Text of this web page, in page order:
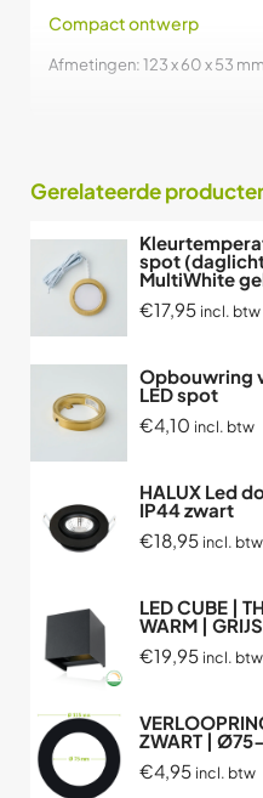
Compact ontwerp
Afmetingen: 123 x 60 x 53
Gerelateerde
spot
MultiWhite
€17,95 incl. btw
Opbouwring
LED spot
€4,10 incl. btw
HALUX Led
IP44 zwart
€18,95 incl. btw
LED CUBE |
WARM |
€19,95 incl. btw
ZWART |
€4,95 incl. btw